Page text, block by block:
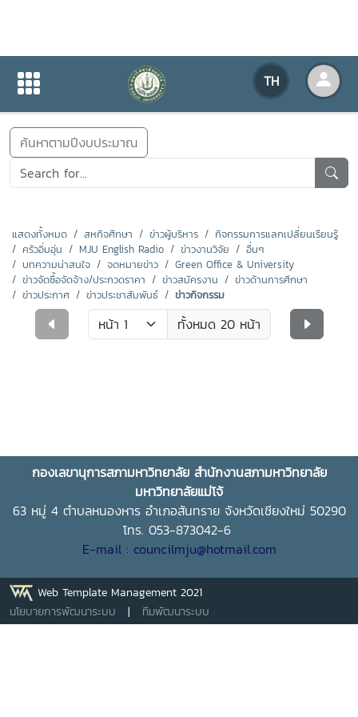
TH
ข่าวสารกิจกรรม
ค้นหาตามปีงบประมาณ
แสดงทั้งหมด สหกิจศึกษา ข่าวผู้บริหาร
กิจกรรมการแลกเปลี่ยนเรียนรู้
ครัวอิ่มอุ่น
MJU English Radio ข่าวงานวิจัย
อื่นๆ
บทความน่าสนใจ
จดหมายข่าว
Green Office & University
ข่าวจัดซื้อจัดจ้าง/ประกวดราคา
ข่าวสมัครงาน
ข่าวด้านการศึกษา
ข่าวประกาศ
ข่าวประชาสัมพันธ์ ข่าวกิจกรรม
ทั้งหมด 20 หน้า
กองเลขานุการสภามหาวิทยาลัย สำนักงานสภามหาวิทยาลัย
มหาวิทยาลัยแม่โจ้
63 หมู่ 4 ตำบลหนองหาร อำเภอสันทราย จังหวัดเชียงใหม่ 50290
โทร. 053-873042-6
E-mail : councilmju@hotmail.com
Web Template Management 2021
นโยบายการพัฒนาระบบ | ทีมพัฒนาระบบ